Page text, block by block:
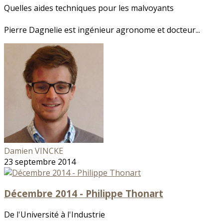
Quelles aides techniques pour les malvoyants
Pierre Dagnelie est ingénieur agronome et docteur...
Damien VINCKE
23 septembre 2014
Décembre 2014 - Philippe Thonart
De l'Université à l'Industrie